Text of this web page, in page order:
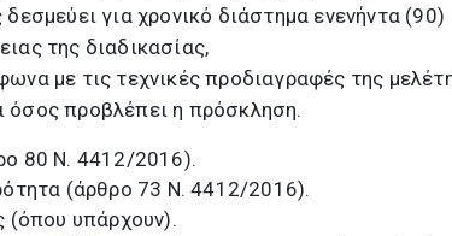
για χρονικό διάστημα ενενήντα (90)
της διαδικασίας,
με τις τεχνικές προδιαγραφές της
όσος προβλέπει η πρόσκληση.
80 Ν. 4412/2016).
(άρθρο 73 Ν. 4412/2016).
(όπου υπάρχουν).